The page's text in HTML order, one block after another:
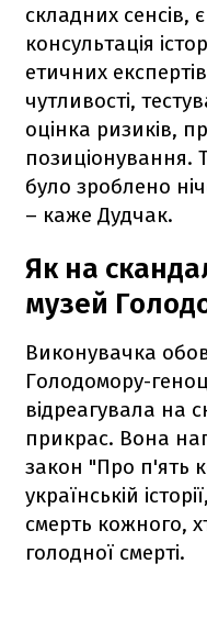
складних сенсів,
консультація
етичних
чутливості,
оцінка ризиків,
позиціонування.
було зроблено
– каже Дудчак.
Як на
музей
Виконувачка
Голодомору-
відреагувала на
прикрас. Вона
закон "Про п'ять
українській
смерть кожного,
голодної смерті.